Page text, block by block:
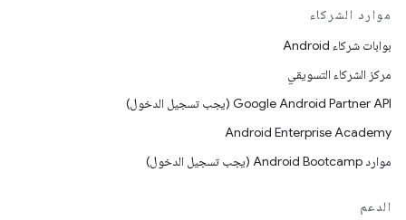
موارد الشركاء
بوابات شركاء Android
مركز الشركاء التسويقي
‫Google Android Partner API (يجب تسجيل الدخول)
Android Enterprise Academy
موارد Android Bootcamp (يجب تسجيل الدخول)
الدعم